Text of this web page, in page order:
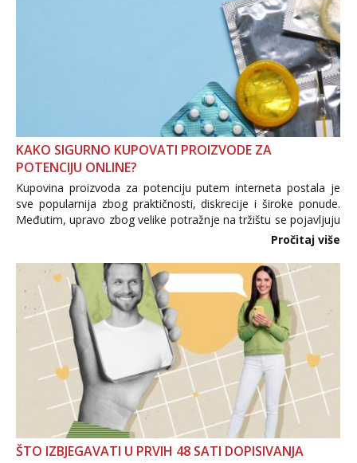
KAKO SIGURNO KUPOVATI PROIZVODE ZA
POTENCIJU ONLINE?
Kupovina proizvoda za potenciju putem interneta postala je
sve popularnija zbog praktičnosti, diskrecije i široke ponude.
Međutim, upravo zbog velike potražnje na tržištu se pojavljuju
i brojni krivotvoreni proizvodi, nepouzdane internetske
Pročitaj više
ŠTO IZBJEGAVATI U PRVIH 48 SATI DOPISIVANJA